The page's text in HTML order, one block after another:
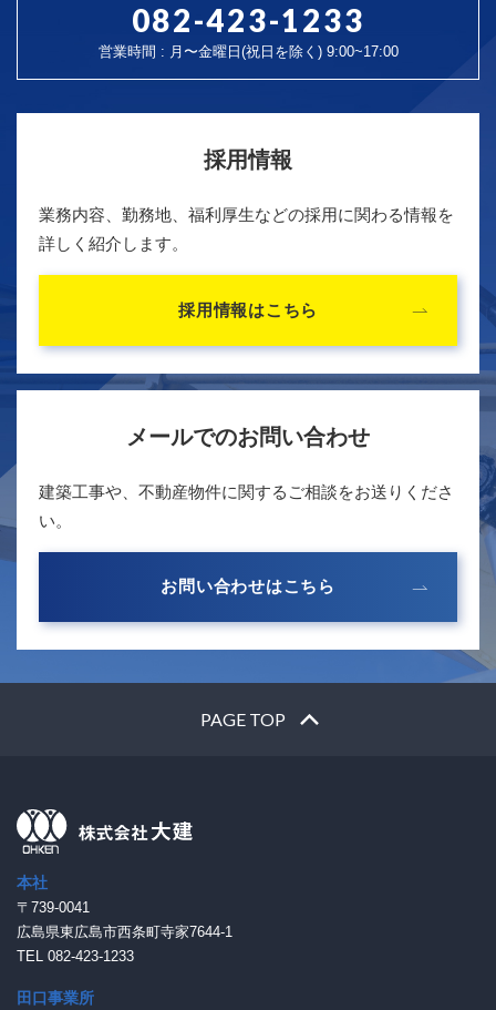
082-423-1233
営業時間 : 月〜金曜日(祝日を除く) 9:00~17:00
採用情報
業務内容、勤務地、福利厚生などの採用に関わる情報を
詳しく紹介します。
採用情報はこちら
メールでのお問い合わせ
建築工事や、不動産物件に関するご相談をお送りくださ
い。
お問い合わせはこちら
PAGE TOP
本社
〒739-0041
広島県東広島市西条町寺家7644-1
TEL 082-423-1233
田口事業所